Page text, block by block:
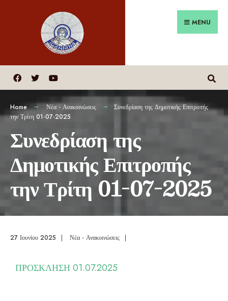
MENU
Home Νέα - Ανακοινώσεις
Συνεδρίαση της Δημοτικής Επιτροπής
την Τρίτη 01-07-2025
Συνεδρίαση της
Δημοτικής Επιτροπής
την Τρίτη 01-07-2025
27 Ιουνίου 2025 | Νέα - Ανακοινώσεις |
ΠΡΟΣΚΛΗΣΗ 01.07.2025